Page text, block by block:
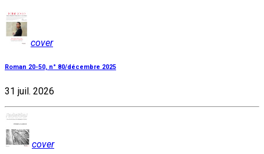
cover
Roman 20-50, n° 80/décembre 2025
31 juil. 2026
cover